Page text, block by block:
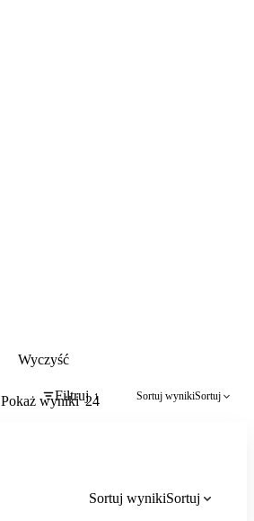
Wyczyść
Pokaż wyniki 24
Filtruj 1 Sortuj wynikiSortuj
Sortuj wynikiSortuj